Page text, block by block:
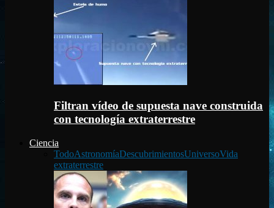
Filtran vídeo de supuesta nave construida
con tecnología extraterrestre
Ciencia
TodoAstronomíaDescubrimientosUniversoVida
extraterrestre